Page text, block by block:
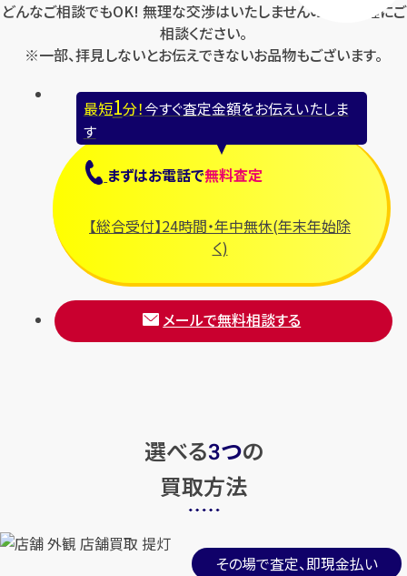
どんなご相談でもOK! 無理な交渉はいたしませんのでお気軽にご
相談ください。
※一部、拝見しないとお伝えできないお品物もございます。
最短1分！今すぐ査定金額をお伝えいたしま
す
まずはお電話で無料査定
【総合受付】24時間・年中無休(年末年始除
く)
メールで無料相談する
選べる3つの
買取方法
その場で査定、即現金払い